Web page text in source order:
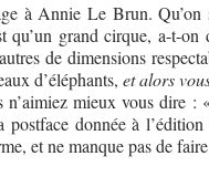
à Annie Le Brun. Qu’on
grand cirque, a-t-on
de dimensions
d’éléphants,et alors
n’aimiez mieux vous dire :
donnée à l’édition
et ne manque pas de